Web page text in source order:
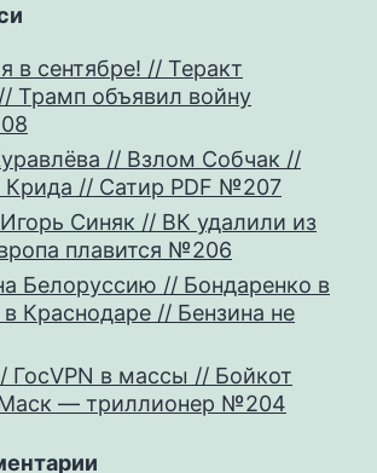
в сентябре! // Теракт
Трамп объявил войну
// Взлом Собчак //
Крида // Сатир PDF №207
Синяк // ВК удалили из
плавится №206
Белоруссию // Бондаренко в
Краснодаре // Бензина не
ГосVPN в массы // Бойкот
— триллионер №204